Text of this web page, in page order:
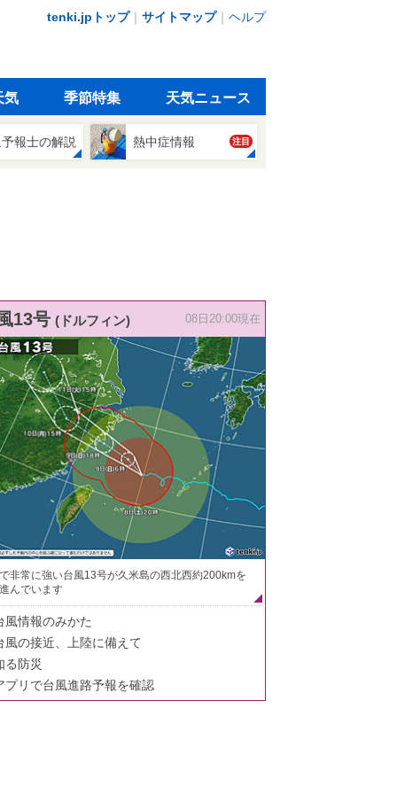
tenki.jpトップ｜ サイトマップ｜ ヘルプ
気 季節特集 天気ニュース
報士の解説 熱中症情報 注目
13号 (ドルフィン) 08日20:00現在
非常に強い台風13号が久米島の西北西約200kmを
んでいます
風情報のみかた
風の接近、上陸に備えて
る防災
プリで台風進路予報を確認